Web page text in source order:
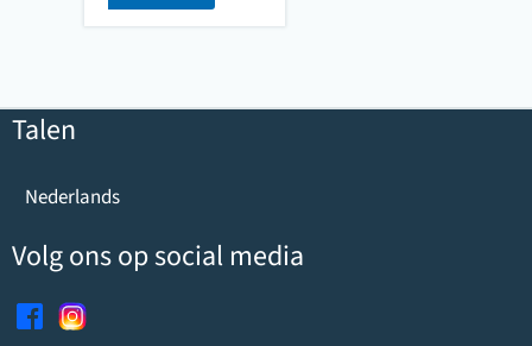
Talen
Nederlands
Volg ons op social media